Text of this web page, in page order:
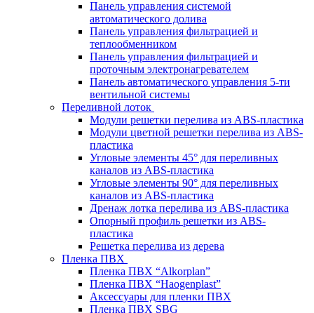
Панель управления системой
автоматического долива
Панель управления фильтрацией и
теплообменником
Панель управления фильтрацией и
проточным электронагревателем
Панель автоматического управления 5-ти
вентильной системы
Переливной лоток
Модули решетки перелива из ABS-пластика
Модули цветной решетки перелива из ABS-
пластика
Угловые элементы 45° для переливных
каналов из ABS-пластика
Угловые элементы 90° для переливных
каналов из ABS-пластика
Дренаж лотка перелива из ABS-пластика
Опорный профиль решетки из ABS-
пластика
Решетка перелива из дерева
Пленка ПВХ
Пленка ПВХ “Alkorplan”
Пленка ПВХ “Haogenplast”
Аксессуары для пленки ПВХ
Пленка ПВХ SBG